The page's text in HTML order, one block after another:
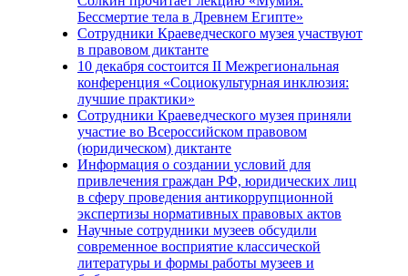
Бессмертие тела в Древнем Египте»
Сотрудники Краеведческого музея участвуют
в правовом диктанте
10 декабря состоится II Межрегиональная
конференция «Cоциокультурная инклюзия:
лучшие практики»
Сотрудники Краеведческого музея приняли
участие во Всероссийском правовом
(юридическом) диктанте
Информация о создании условий для
привлечения граждан РФ, юридических лиц
в сферу проведения антикоррупционной
экспертизы нормативных правовых актов
Научные сотрудники музеев обсудили
современное восприятие классической
литературы и формы работы музеев и